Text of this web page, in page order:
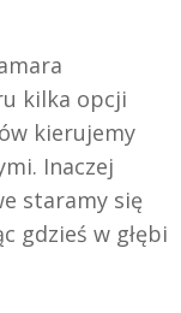
kilka opcji
kierujemy
Inaczej
staramy się
gdzieś w głębi